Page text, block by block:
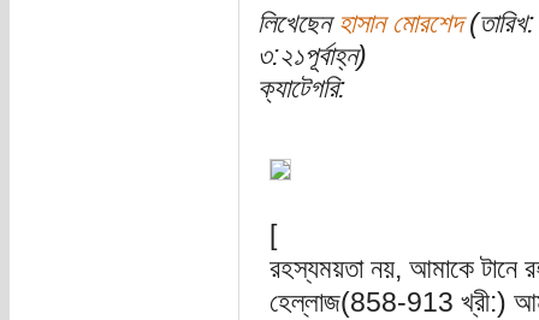
লিখেছেন হাসান মোরশেদ
৩:২১পূর্বাহ্ন)
ক্যাটেগরি:
[
রহস্যময়তা নয়, আমাকে টানে
হেল্লাজ(858-913 খ্রী:)